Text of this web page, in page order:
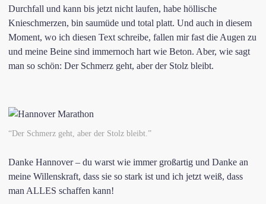
Durchfall und kann bis jetzt nicht laufen, habe höllische
Knieschmerzen, bin saumüde und total platt. Und auch in diesem
Moment, wo ich diesen Text schreibe, fallen mir fast die Augen zu
und meine Beine sind immernoch hart wie Beton. Aber, wie sagt
man so schön: Der Schmerz geht, aber der Stolz bleibt.
“Der Schmerz geht, aber der Stolz bleibt.”
Danke Hannover – du warst wie immer großartig und Danke an
meine Willenskraft, dass sie so stark ist und ich jetzt weiß, dass
man ALLES schaffen kann!